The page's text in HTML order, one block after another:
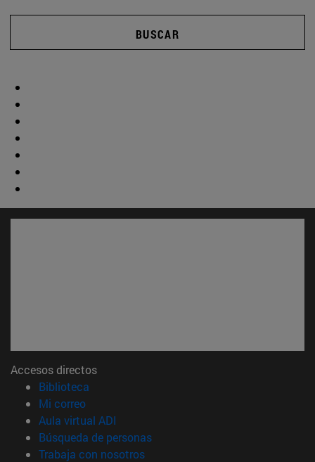
BUSCAR
Accesos directos
Biblioteca
Mi correo(abre en nueva ventana)
Aula virtual ADI
Búsqueda de personas(abre en nueva ventana)
Trabaja con nosotros(abre en nueva ventana)